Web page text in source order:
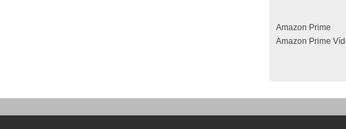
Amazon Prime
Amazon Prime